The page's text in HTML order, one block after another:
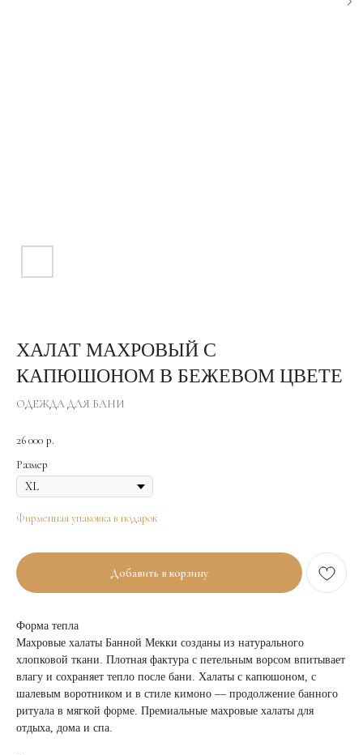
ХАЛАТ МАХРОВЫЙ С
КАПЮШОНОМ В БЕЖЕВОМ ЦВЕТЕ
ОДЕЖДА ДЛЯ БАНИ
26 000 р.
Размер
Фирменная упаковка в подарок
Добавить в корзину
Форма тепла
Махровые халаты Банной Мекки созданы из натурального
хлопковой ткани. Плотная фактура с петельным ворсом впитывает
влагу и сохраняет тепло после бани. Халаты с капюшоном, с
шалевым воротником и в стиле кимоно — продолжение банного
ритуала в мягкой форме. Премиальные махровые халаты для
отдыха, дома и спа.